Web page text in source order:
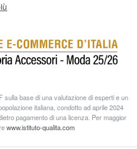
sulla base di una valutazione di esperti e un
italiana, condotto ad aprile 2024
pagamento di una licenza. Per maggior
www.istituto-qualita.com